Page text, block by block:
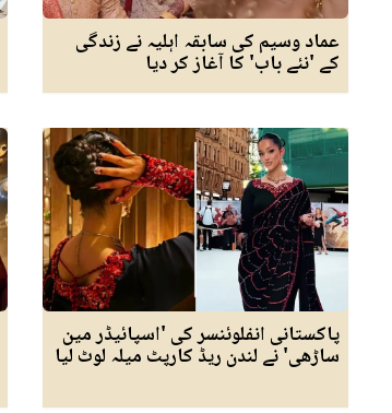
عماد وسیم کی سابقہ اہلیہ نے زندگی
کے 'نئے باب' کا آغاز کر دیا
پاکستانی انفلوئنسر کی 'اسپائیڈر مین
ساڑھی' نے لندن ریڈ کارپٹ میلہ لوٹ لیا